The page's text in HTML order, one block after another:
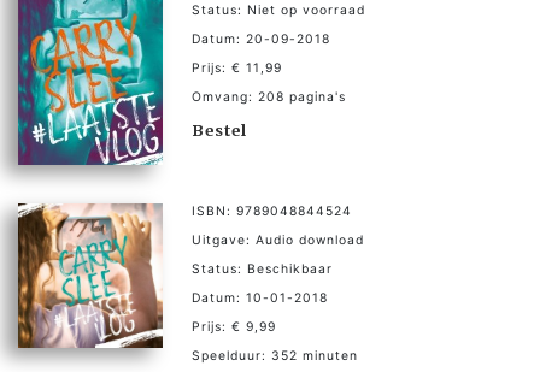
Status: Niet op voorraad
Datum: 20-09-2018
Prijs: € 11,99
Omvang: 208 pagina's
Bestel
ISBN: 9789048844524
Uitgave: Audio download
Status: Beschikbaar
Datum: 10-01-2018
Prijs: € 9,99
Speelduur: 352 minuten